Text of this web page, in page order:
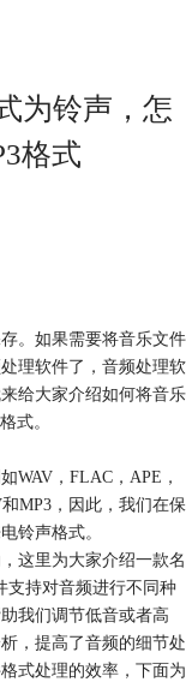
为铃声，怎
格式
。如果需要将音乐文件
理软件了，音频处理软
给大家介绍如何将音乐
式。
WAV，FLAC，APE，
MP3，因此，我们在保
铃声格式。
这里为大家介绍一款名
支持对音频进行不同种
我们调节低音或者高
，提高了音频的细节处
式处理的效率，下面为